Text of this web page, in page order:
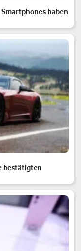
Smartphones haben
bestätigten